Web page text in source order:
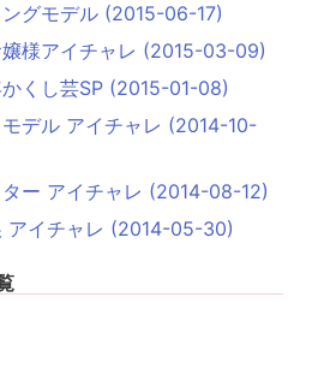
グモデル (2015-06-17)
嬢様アイチャレ (2015-03-09)
くし芸SP (2015-01-08)
デル アイチャレ (2014-10-
ー アイチャレ (2014-08-12)
アイチャレ (2014-05-30)